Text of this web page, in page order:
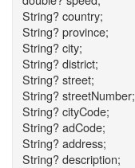
String? country;
String? province;
String? city;
String? district;
String? street;
String? streetNumber;
String? cityCode;
String? adCode;
String? address;
String? description;